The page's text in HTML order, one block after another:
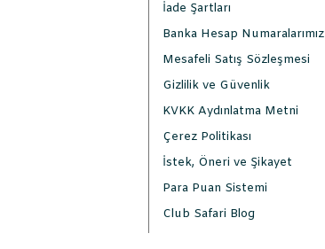
İade Şartları
Banka Hesap Numaralarımız
Mesafeli Satış Sözleşmesi
Gizlilik ve Güvenlik
KVKK Aydınlatma Metni
Çerez Politikası
İstek, Öneri ve Şikayet
Para Puan Sistemi
Club Safari Blog